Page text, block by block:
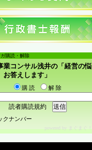
ガ購読・解除
業コンサル浅井の「経営の悩
お答えします」
購 読 解 除
読者購読規約
クナンバー